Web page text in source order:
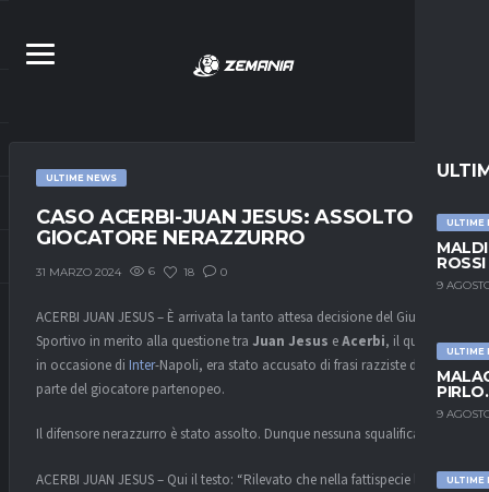
ULTIME
9
ULTIME
9
ULTIME
ULTIME NEWS
CASO ACERBI-JUAN JESUS: ASSOLTO IL
GIOCATORE NERAZZURRO
31 MARZO 2024 6 18 0
ACERBI JUAN JESUS – È arrivata la tanto attesa decisione del Giudice
Sportivo in merito alla questione tra Juan Jesus eAcerbi, il quale,
in occasione di Inter-Napoli, era stato accusato di frasi razziste da
parte del giocatore partenopeo.
Il difensore nerazzurro è stato assolto. Dunque nessuna squalifica.
ACERBI JUAN JESUS – Qui il testo: “Rilevato che nella fattispecie la